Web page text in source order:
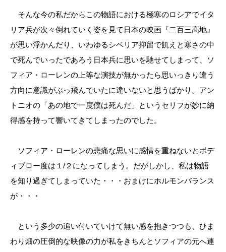
そんな今の私だからこの物語における極寒のロシアでイタ
リア兵が次々倒れていく姿を見て日本の映画『二百三高地』
が思い浮かんだり、いわゆるシベリア抑留で飢えと寒さの中
で死んでいったであろう日本兵に思いを馳せてしまって、ソ
フィア・ローレンの上等な演技が無かったら思いっきり違う
方向に意識がぶっ飛んでいたに違いないと思うばかり。アン
トニオの「あの地で一度僕は死んだ」というセリフが妙に納
得感を持って響いてきてしまったのでした。
ソフィア・ローレンの悲痛な思いに感情を重ねないとボデ
ィブロー度は１/２になってしまう。だがしかし、私は物語
を知り過ぎてしまっていた・・・おまけにホルモンバランス
が・・・
という多少の追い付いていけて無い感を抱きつつも、ひま
わり畑の圧倒的な映像の力が私をきちんとソフィアの元へ連